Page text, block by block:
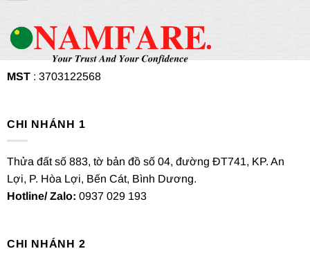
MST: 3703122568
CHI NHÁNH 1
Thửa đất số 883, tờ bản đồ số 04, đường ĐT741, KP. An
Lợi, P. Hòa Lợi, Bến Cát, Bình Dương.
Hotline/ Zalo: 0937 029 193
CHI NHÁNH 2